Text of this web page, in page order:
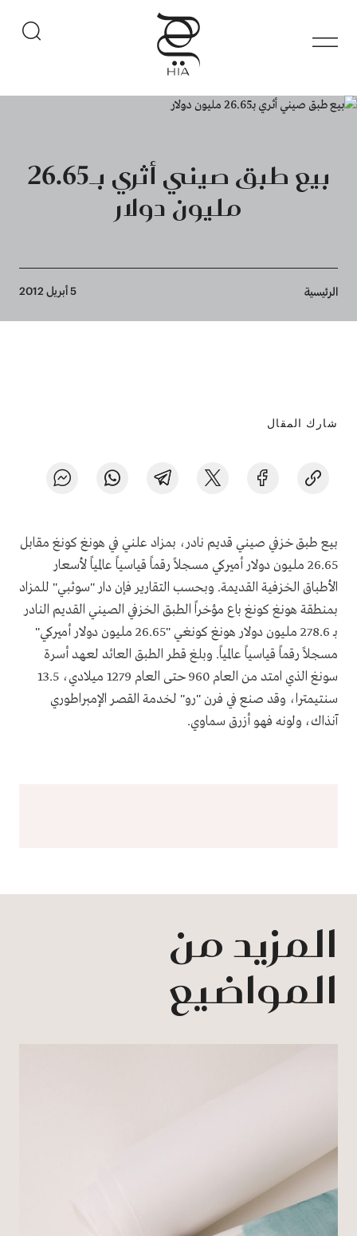
بيع طبق صيني أثري بـ26.65
مليون دولار
Breadcrumb
الرئيسية 5 أبريل 2012
شارك المقال
بيع طبق خزفي صيني قديم نادر، بمزاد علني في هونغ كونغ مقابل
26.65 مليون دولار أميركي مسجلاً رقماً قياسياً عالمياً لأسعار
الأطباق الخزفية القديمة. وبحسب التقارير فإن دار "سوثبي" للمزاد
بمنطقة هونغ كونغ باع مؤخراً الطبق الخزفي الصيني القديم النادر
بـ 278.6 مليون دولار هونغ كونغي "26.65 مليون دولار أميركي"
مسجلاً رقماً قياسياً عالمياً. وبلغ قطر الطبق العائد لعهد أسرة
سونغ الذي امتد من العام 960 حتى العام 1279 ميلادي، 13.5
سنتيمترا، وقد صنع في فرن "رو" لخدمة القصر الإمبراطوري
آنذاك، ولونه فهو أزرق سماوي.
المزيد من
المواضيع